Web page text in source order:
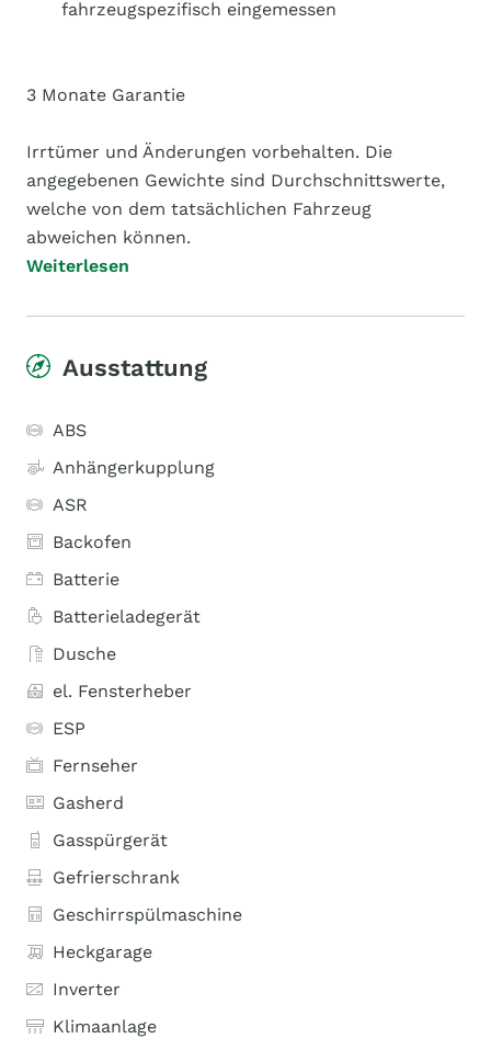
fahrzeugspezifisch eingemessen
3 Monate Garantie
Irrtümer und Änderungen vorbehalten. Die
angegebenen Gewichte sind Durchschnittswerte,
welche von dem tatsächlichen Fahrzeug
abweichen können.
Weiterlesen
Ausstattung
ABS
Anhängerkupplung
ASR
Backofen
Batterie
Batterieladegerät
Dusche
el. Fensterheber
ESP
Fernseher
Gasherd
Gasspürgerät
Gefrierschrank
Geschirrspülmaschine
Heckgarage
Inverter
Klimaanlage